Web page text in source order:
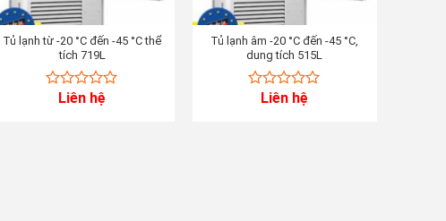
Tủ lạnh từ -20 °C đến -45 °C thể
tích 719L
Liên hệ
Tủ lạnh âm -20 °C đến -45 °C,
dung tích 515L
Liên hệ